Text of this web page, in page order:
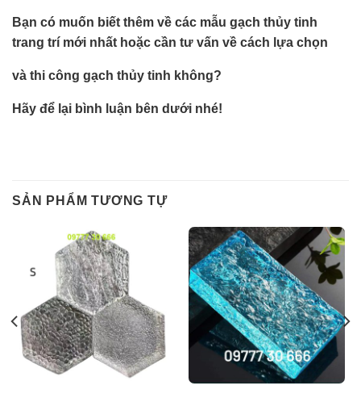
Bạn có muốn biết thêm về các mẫu gạch thủy tinh
trang trí mới nhất hoặc cần tư vấn về cách lựa chọn
và thi công gạch thủy tinh không?
Hãy để lại bình luận bên dưới nhé!
SẢN PHẨM TƯƠNG TỰ